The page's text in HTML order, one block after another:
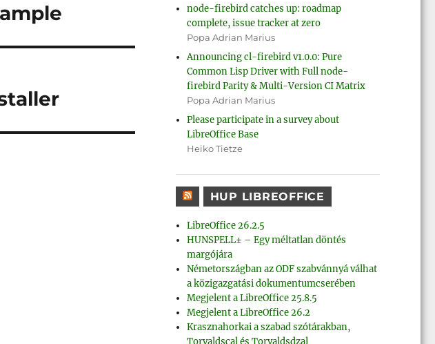
node-firebird catches up: roadmap
complete, issue tracker at zero
Popa Adrian Marius
Announcing cl-firebird v1.0.0: Pure
Common Lisp Driver with Full node-
firebird Parity & Multi-Version CI Matrix
Popa Adrian Marius
Please participate in a survey about
LibreOffice Base
Heiko Tietze
HUP LIBREOFFICE
LibreOffice 26.2.5
HUNSPELL± – Egy méltatlan döntés
margójára
Németországban az ODF szabvánnyá válhat
a közigazgatási dokumentumcserében
Megjelent a LibreOffice 25.8.5
Megjelent a LibreOffice 26.2
Krasznahorkai a szabad szótárakban,
Torvaldscal és Torvaldsdzal